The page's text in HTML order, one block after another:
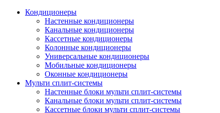
Кондиционеры
Настенные кондиционеры
Канальные кондиционеры
Кассетные кондиционеры
Колонные кондиционеры
Универсальные кондиционеры
Мобильные кондиционеры
Оконные кондиционеры
Мульти сплит-системы
Настенные блоки мульти сплит-системы
Канальные блоки мульти сплит-системы
Кассетные блоки мульти сплит-системы